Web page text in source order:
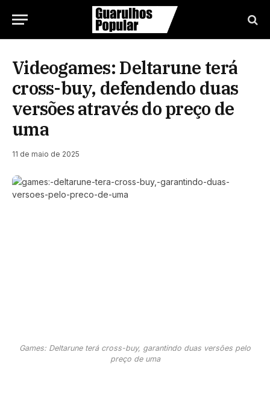
Videogames: Deltarune terá
cross-buy, defendendo duas
versões através do preço de
uma
11 de maio de 2025
Games: Deltarune terá cross-buy, garantindo duas versões pelo
preço de uma